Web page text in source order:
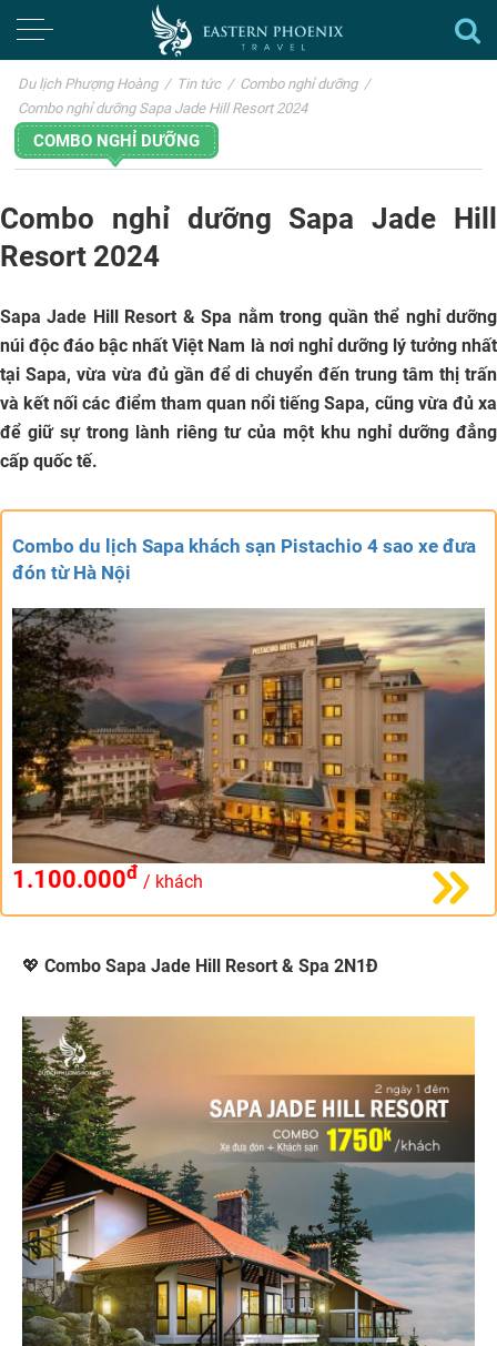
Du lịch Phượng Hoàng / Tin tức / Combo nghỉ dưỡng /
Combo nghỉ dưỡng Sapa Jade Hill Resort 2024
COMBO NGHỈ DƯỠNG
Combo nghỉ dưỡng Sapa Jade Hill
Resort 2024
Sapa Jade Hill Resort & Spa nằm trong quần thể nghỉ dưỡng
núi độc đáo bậc nhất Việt Nam là nơi nghỉ dưỡng lý tưởng nhất
tại Sapa, vừa vừa đủ gần để di chuyển đến trung tâm thị trấn
và kết nối các điểm tham quan nổi tiếng Sapa, cũng vừa đủ xa
để giữ sự trong lành riêng tư của một khu nghỉ dưỡng đẳng
cấp quốc tế.
Combo du lịch Sapa khách sạn Pistachio 4 sao xe đưa
đón từ Hà Nội
1.100.000đ / khách
💖 Combo Sapa Jade Hill Resort & Spa 2N1Đ